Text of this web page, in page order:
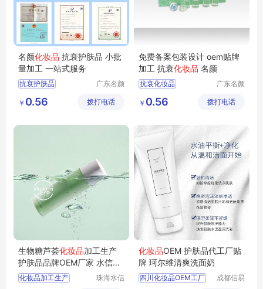
名颜化妆品 抗衰护肤品 小批
量加工 一站式服务
抗衰护肤品
化妆品OEM
护肤品定制贴牌
广东名颜
限公司
￥ 0.56 拨打电话
免费备案包装设计 oem贴牌
加工 抗衰化妆品 名颜
抗衰化妆品
化妆品OEM贴牌
护肤品OEM
广东名颜
限公司
￥ 0.56 拨打电话
生物糖芦荟化妆品加工生产
护肤品品牌OEM厂家 水信生
物
化妆品加工生产
珠海水信
化妆品OEM 护肤品代工厂贴
牌 珂尔维清爽洗面奶
四川化妆品OEM工厂
成都信易